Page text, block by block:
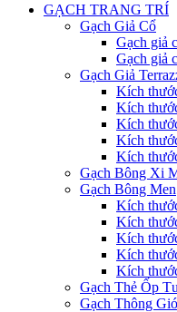
GẠCH TRANG TRÍ
Gạch Giả Cổ
Gạch giả
Gạch giả
Gạch Giả
Kích
Kích
Kích
Kích
Kích
Gạch Bông Xi
Gạch Bông Men
Kích
Kích
Kích
Kích
Kích
Gạch Thẻ Ốp
Gạch Thông Gió